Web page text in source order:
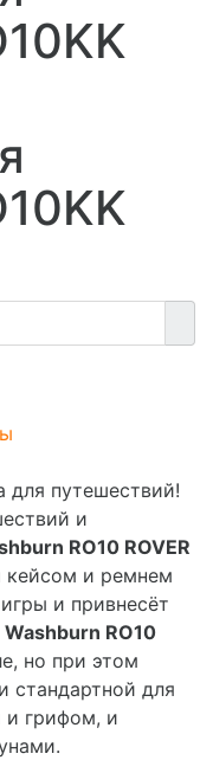
для путешествий!
и
RO10 ROVER
кейсом и ремнем
и привнесёт
Washburn RO10
но при этом
стандартной для
и грифом, и